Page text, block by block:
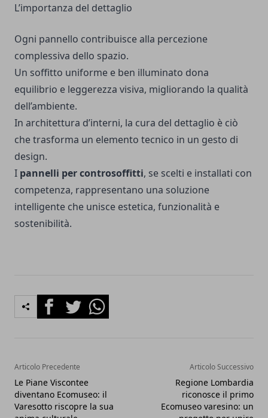
L’importanza del dettaglio
Ogni pannello contribuisce alla percezione
complessiva dello spazio.
Un soffitto uniforme e ben illuminato dona
equilibrio e leggerezza visiva, migliorando la qualità
dell’ambiente.
In architettura d’interni, la cura del dettaglio è ciò
che trasforma un elemento tecnico in un gesto di
design.
I pannelli per controsoffitti, se scelti e installati con
competenza, rappresentano una soluzione
intelligente che unisce estetica, funzionalità e
sostenibilità.
FacebookTwitterWhatsapp
Articolo Precedente
Le Piane Viscontee
diventano Ecomuseo: il
Varesotto riscopre la sua
Articolo Successivo
Regione Lombardia
riconosce il primo
Ecomuseo varesino: un